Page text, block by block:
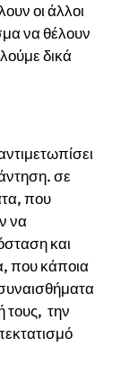
οι άλλοι
να θέλουν
δικά
σε
που
να
και
που κάποια
τους, την